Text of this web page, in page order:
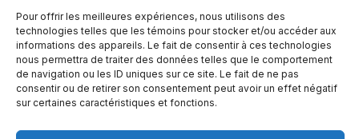
Pour offrir les meilleures expériences, nous utilisons des
technologies telles que les témoins pour stocker et/ou accéder aux
informations des appareils. Le fait de consentir à ces technologies
nous permettra de traiter des données telles que le comportement
de navigation ou les ID uniques sur ce site. Le fait de ne pas
consentir ou de retirer son consentement peut avoir un effet négatif
sur certaines caractéristiques et fonctions.